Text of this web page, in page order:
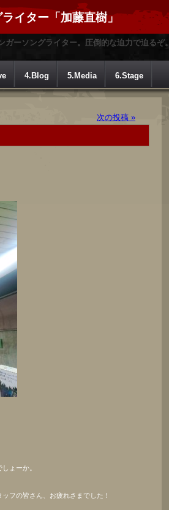
イター「加藤直樹」
ーソングライター。圧倒的な迫力で迫るぞ。
4.Blog 5.Media 6.Stage
次の投稿 »
ょーか。
フの皆さん、お疲れさまでした！